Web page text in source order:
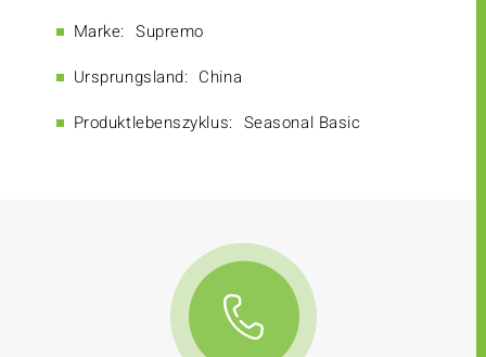
Marke: Supremo
Ursprungsland: China
Produktlebenszyklus: Seasonal Basic